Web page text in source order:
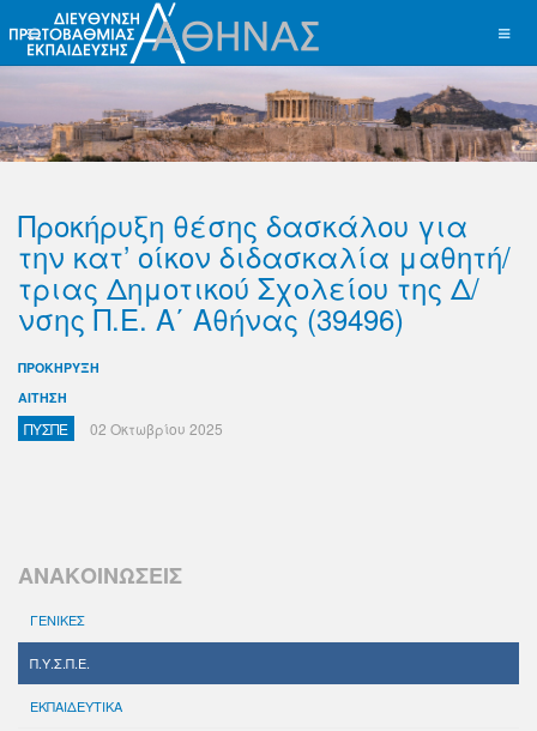
Προκήρυξη θέσης δασκάλου για
την κατ’ οίκον διδασκαλία μαθητή/
τριας Δημοτικού Σχολείου της Δ/
νσης Π.Ε. Α΄ Αθήνας (39496)
ΠΡΟΚΗΡΥΞΗ
ΑΙΤΗΣΗ
ΠΥΣΠΕ 02 Οκτωβρίου 2025
ΑΝΑΚΟΙΝΩΣΕΙΣ
ΓΕΝΙΚΕΣ
Π.Υ.Σ.Π.Ε.
ΕΚΠΑΙΔΕΥΤΙΚΑ